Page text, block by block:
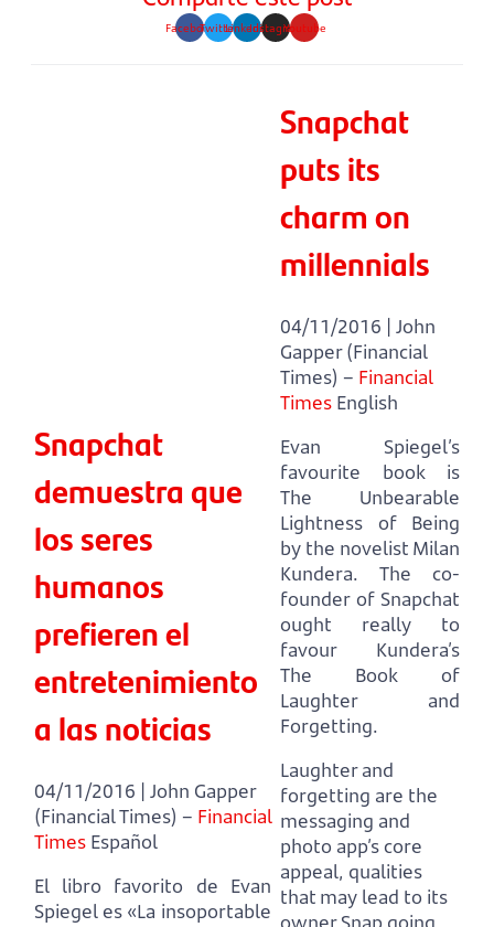
FacebookTwitterLinkedinInstagramYoutube
Snapchat
demuestra que
los seres
humanos
prefieren el
entretenimiento
a las noticias
04/11/2016 | John Gapper
(Financial Times) – Financial
Times Español
El libro favorito de Evan
Spiegel es «La insoportable
Snapchat
puts its
charm on
millennials
04/11/2016 | John
Gapper (Financial
Times) – Financial
Times English
Evan Spiegel’s
favourite book is
The Unbearable
Lightness of Being
by the novelist Milan
Kundera.
The co-
founder of Snapchat
ought really to
favour Kundera’s
The Book of
Laughter and
Forgetting.
Laughter and
forgetting are the
messaging and
photo app’s core
appeal, qualities
that may lead to its
owner Snap going